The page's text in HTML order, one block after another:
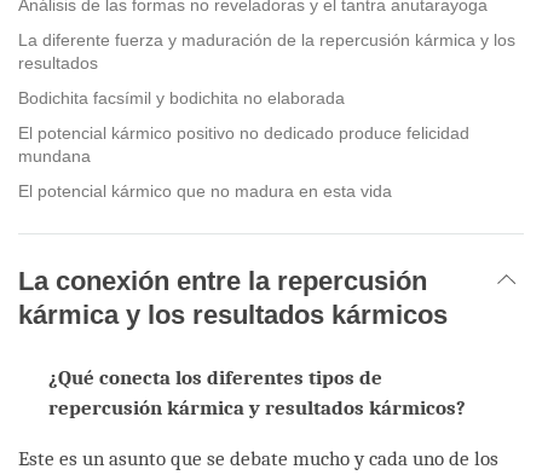
Análisis de las formas no reveladoras y el tantra anutarayoga
La diferente fuerza y maduración de la repercusión kármica y los
resultados
Bodichita facsímil y bodichita no elaborada
El potencial kármico positivo no dedicado produce felicidad
mundana
El potencial kármico que no madura en esta vida
La conexión entre la repercusión
kármica y los resultados kármicos
¿Qué conecta los diferentes tipos de
repercusión kármica y resultados kármicos?
Este es un asunto que se debate mucho y cada uno de los